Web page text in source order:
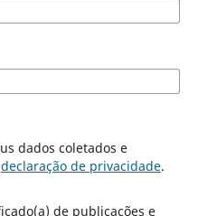
declaração de privacidade.